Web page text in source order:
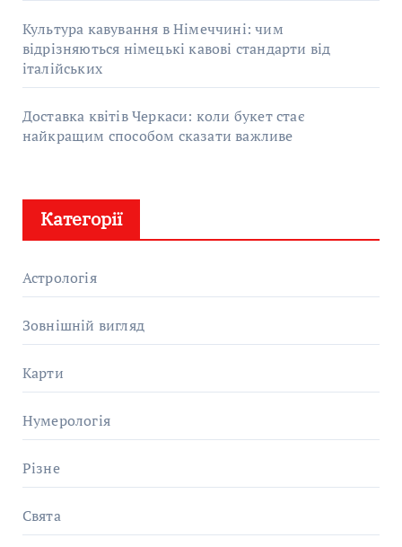
Культура кавування в Німеччині: чим
відрізняються німецькі кавові стандарти від
італійських
Доставка квітів Черкаси: коли букет стає
найкращим способом сказати важливе
Категорії
Астрологія
Зовнішній вигляд
Карти
Нумерологія
Різне
Свята